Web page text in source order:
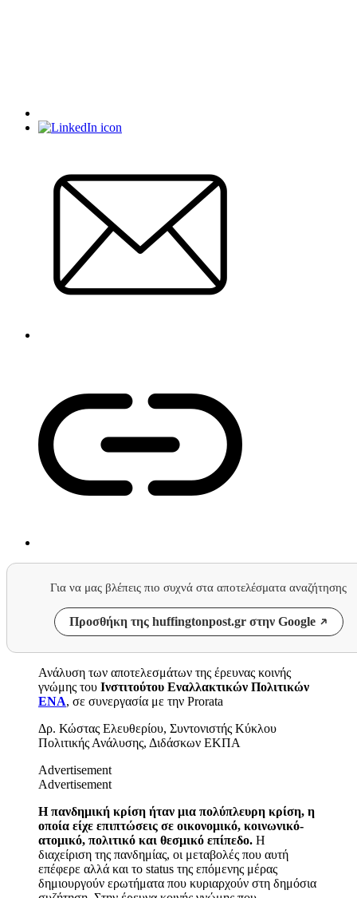
Για να μας βλέπεις πιο συχνά στα αποτελέσματα αναζήτησης
Προσθήκη της huffingtonpost.gr στην Google
Ανάλυση των αποτελεσμάτων της έρευνας κοινής
γνώμης του Ινστιτούτου Εναλλακτικών Πολιτικών
ΕΝΑ, σε συνεργασία με την Prorata
Δρ. Κώστας Ελευθερίου, Συντονιστής Κύκλου
Πολιτικής Ανάλυσης, Διδάσκων ΕΚΠΑ
Advertisement
Advertisement
Η πανδημική κρίση ήταν μια πολύπλευρη κρίση, η
οποία είχε επιπτώσεις σε οικονομικό, κοινωνικό-
ατομικό, πολιτικό και θεσμικό επίπεδο. Η
διαχείριση της πανδημίας, οι μεταβολές που αυτή
επέφερε αλλά και το status της επόμενης μέρας
δημιουργούν ερωτήματα που κυριαρχούν στη δημόσια